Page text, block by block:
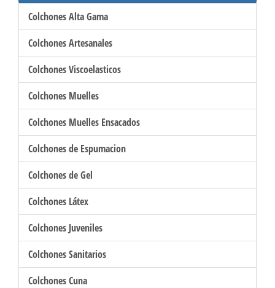
Colchones Alta Gama
Colchones Artesanales
Colchones Viscoelasticos
Colchones Muelles
Colchones Muelles Ensacados
Colchones de Espumacion
Colchones de Gel
Colchones Látex
Colchones Juveniles
Colchones Sanitarios
Colchones Cuna